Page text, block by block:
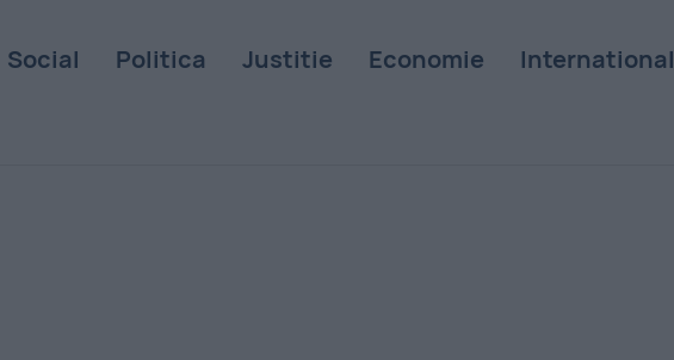
Social Politica Justitie Economie International